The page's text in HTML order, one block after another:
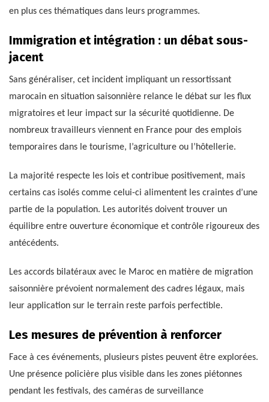
en plus ces thématiques dans leurs programmes.
Immigration et intégration : un débat sous-
jacent
Sans généraliser, cet incident impliquant un ressortissant
marocain en situation saisonnière relance le débat sur les flux
migratoires et leur impact sur la sécurité quotidienne. De
nombreux travailleurs viennent en France pour des emplois
temporaires dans le tourisme, l’agriculture ou l’hôtellerie.
La majorité respecte les lois et contribue positivement, mais
certains cas isolés comme celui-ci alimentent les craintes d’une
partie de la population. Les autorités doivent trouver un
équilibre entre ouverture économique et contrôle rigoureux des
antécédents.
Les accords bilatéraux avec le Maroc en matière de migration
saisonnière prévoient normalement des cadres légaux, mais
leur application sur le terrain reste parfois perfectible.
Les mesures de prévention à renforcer
Face à ces événements, plusieurs pistes peuvent être explorées.
Une présence policière plus visible dans les zones piétonnes
pendant les festivals, des caméras de surveillance